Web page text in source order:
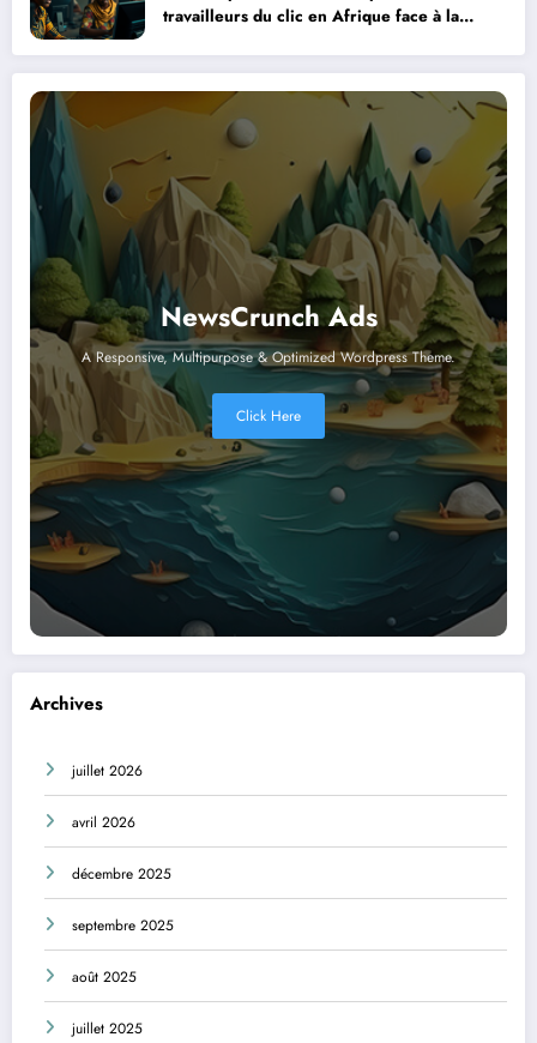
travailleurs du clic en Afrique face à la
NewsCrunch Ads
A Responsive, Multipurpose & Optimized Wordpress Theme.
Click Here
Archives
juillet 2026
avril 2026
décembre 2025
septembre 2025
août 2025
juillet 2025